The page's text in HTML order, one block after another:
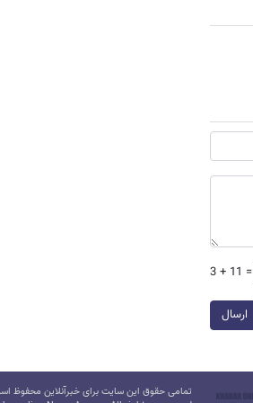
3 + 11 =
ارسال
تمامی حقوق این سایت برای خبرآنلاین محفوظ